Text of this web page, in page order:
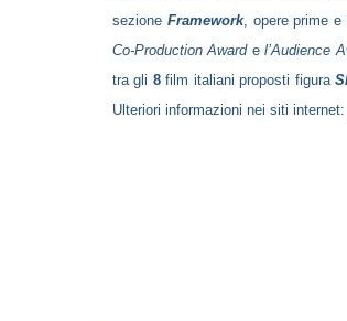
sezione Framework, opere prime e
Co-Production Awardel’Audience
tra gli 8film italiani proposti figura
Ulteriori informazioni nei siti internet: